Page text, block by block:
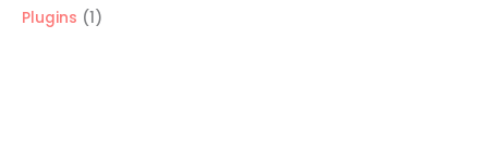
Plugins 11